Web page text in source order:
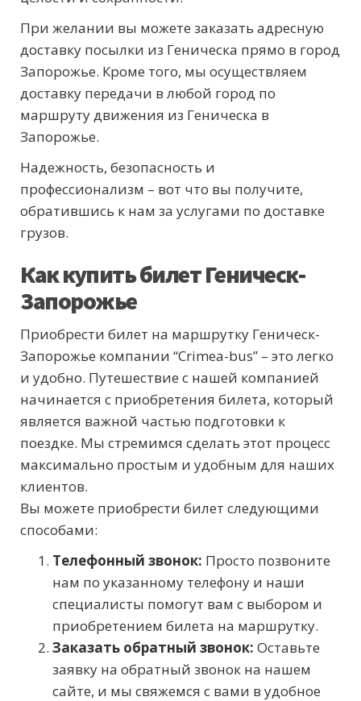
При желании вы можете заказать адресную
доставку посылки из Геническа прямо в город
Запорожье. Кроме того, мы осуществляем
доставку передачи в любой город по
маршруту движения из Геническа в
Запорожье.
Надежность, безопасность и
профессионализм – вот что вы получите,
обратившись к нам за услугами по доставке
грузов.
Как купить билет Геническ-
Запорожье
Приобрести билет на маршрутку Геническ-
Запорожье компании “Crimea-bus” – это легко
и удобно. Путешествие с нашей компанией
начинается с приобретения билета, который
является важной частью подготовки к
поездке. Мы стремимся сделать этот процесс
максимально простым и удобным для наших
клиентов.
Вы можете приобрести билет следующими
способами:
Телефонный звонок: Просто позвоните
нам по указанному телефону и наши
специалисты помогут вам с выбором и
приобретением билета на маршрутку.
Заказать обратный звонок: Оставьте
заявку на обратный звонок на нашем
сайте, и мы свяжемся с вами в удобное